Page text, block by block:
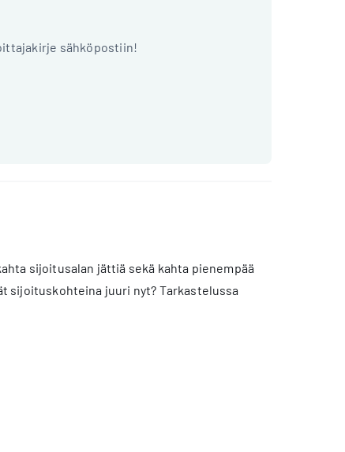
sähköpostiin!
sijoitusalan jättiä sekä kahta pienempää
sijoituskohteina juuri nyt? Tarkastelussa